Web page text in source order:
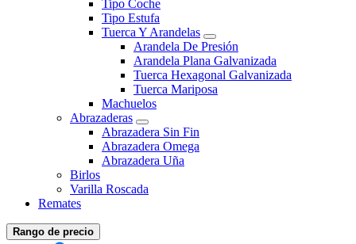
Tipo Coche
Tipo Estufa
Tuerca Y Arandelas
Arandela De Presión
Arandela Plana Galvanizada
Tuerca Hexagonal Galvanizada
Tuerca Mariposa
Machuelos
Abrazaderas
Abrazadera Sin Fin
Abrazadera Omega
Abrazadera Uña
Birlos
Varilla Roscada
Remates
Rango de precio